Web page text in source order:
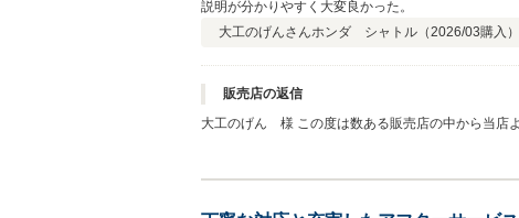
説明が分かりやすく大変良かった。
大工のげんさんホンダ シャトル（2026/03購入）
販売店の返信
大工のげん 様 この度は数ある販売店の中から当店よりシャトルのご購入を頂き誠にありがとうございました。 また口コミ投稿を頂き有難うございます。 ご説明に関しては特に付